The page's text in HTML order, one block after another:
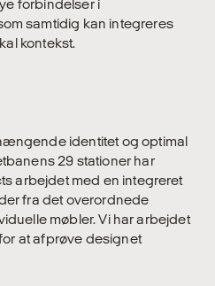
forbindelser i
samtidig kan integreres
kontekst.
identitet og optimal
29 stationer har
arbejdet med en integreret
fra det overordnede
møbler. Vi har arbejdet
at afprøve designet